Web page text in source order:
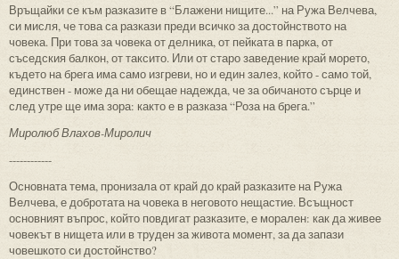
Връщайки се към разказите в “Блажени нищите...” на Ружа Велчева,
си мисля, че това са разкази преди всичко за достойнството на
човека. При това за човека от делника, от пейката в парка, от
съседския балкон, от таксито. Или от старо заведение край морето,
където на брега има само изгреви, но и един залез, който - само той,
единствен - може да ни обещае надежда, че за обичаното сърце и
след утре ще има зора: както е в разказа “Роза на брега.”
Миролюб Влахов-Миролич
------------
Основната тема, пронизала от край до край разказите на Ружа
Велчева, е добротата на човека в неговото нещастие. Всъщност
основният въпрос, който повдигат разказите, е морален: как да живее
човекът в нищета или в труден за живота момент, за да запази
човешкото си достойнство?